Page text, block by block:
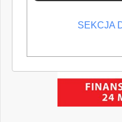
SEKCJA